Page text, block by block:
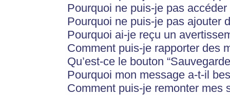
Pourquoi ne puis-je pas
Pourquoi ne puis-je pas ajouter
Pourquoi ai-je reçu un
Comment puis-je rapporter des
Qu’est-ce le bouton
Pourquoi mon message a-t-il
Comment puis-je remonter mes